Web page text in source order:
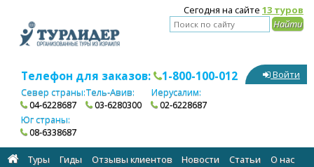
Сегодня на сайте 13 туров
Телефон для заказов: 1-800-100-012
Север страны:
04-6228687
Тель-Авив:
03-6280300
Иерусалим:
02-6228687
Юг страны:
08-6338687
Войти
Туры Гиды Отзывы клиентов Новости Статьи
О нас